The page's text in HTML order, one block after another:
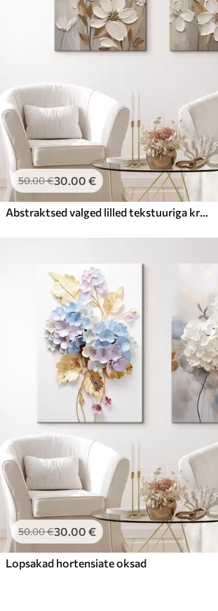
50.00€30.00 €
Abstraktsed valged lilled tekstuuriga kroonlehtedega neutraalsel taustal, millel on peenikesed pintslitõmbed.
50.00€30.00 €
Lopsakad hortensiate oksad